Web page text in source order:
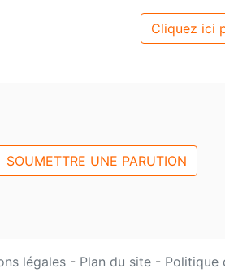
Cliquez ici
SOUMETTRE UNE PARUTION
légales - Plan du site - Politique